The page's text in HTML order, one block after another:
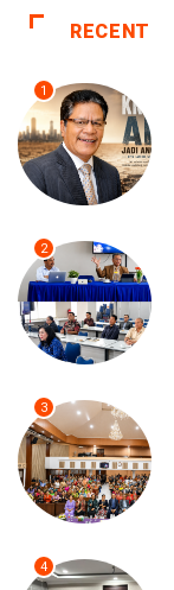
RECENT
1
2
3
4